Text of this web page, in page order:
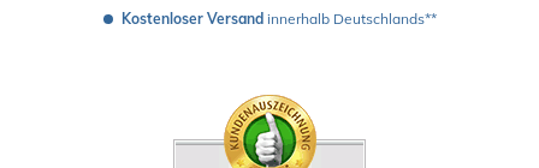
Kostenloser Versand innerhalb Deutschlands**